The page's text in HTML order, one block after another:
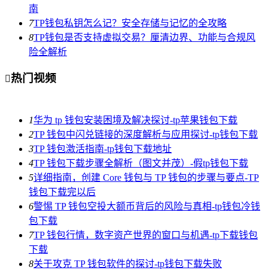
南
7TP钱包私钥怎么记？安全存储与记忆的全攻略
8TP钱包是否支持虚拟交易？厘清边界、功能与合规风
险全解析
热门视频
1华为 tp 钱包安装困境及解决探讨-tp苹果钱包下载
2TP 钱包中闪兑链接的深度解析与应用探讨-tp钱包下载
3TP 钱包激活指南-tp钱包下载地址
4TP 钱包下载步骤全解析（图文并茂）-假tp钱包下载
5详细指南，创建 Core 钱包与 TP 钱包的步骤与要点-TP
钱包下载完以后
6警惕 TP 钱包空投大额币背后的风险与真相-tp钱包冷钱
包下载
7TP 钱包行情，数字资产世界的窗口与机遇-tp下载钱包
下载
8关于攻克 TP 钱包软件的探讨-tp钱包下载失败